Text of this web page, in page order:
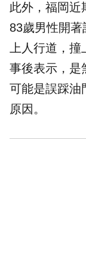
此外，福岡近
83歲男性開
上人行道，
事後表示，是
可能是誤踩油
原因。